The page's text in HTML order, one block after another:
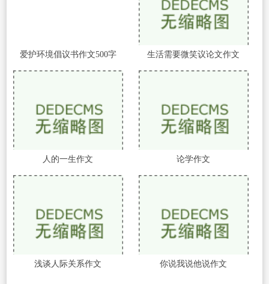
爱护环境倡议书作文500字 生活需要微笑议论文作文
人的一生作文 论学作文
浅谈人际关系作文 你说我说他说作文